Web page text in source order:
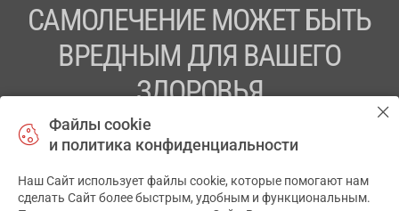
САМОЛЕЧЕНИЕ МОЖЕТ БЫТЬ
ВРЕДНЫМ ДЛЯ ВАШЕГО
ЗДОРОВЬЯ
ПЕРЕД ПРИМЕНЕНИЕМ ПРЕПАРАТА
ПРОКОНСУЛЬТИРУЙТЕСЬ С ВРАЧОМ
ТОВ «АПТЕКА 911.ЮА» Код ЄДРПОУ 43631965.
Файлы cookie
и политика конфиденциальности
Наш Сайт использует файлы cookie, которые помогают нам
сделать Сайт более быстрым, удобным и функциональным.
✕